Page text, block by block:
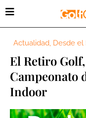
Actualidad, Desde el
El Retiro
Campeonato
Indoor